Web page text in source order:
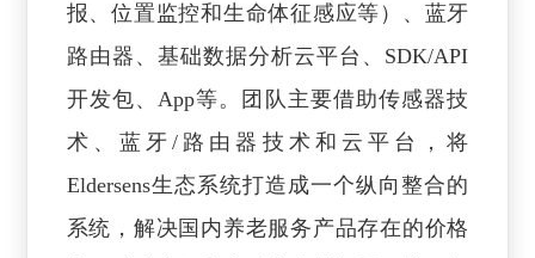
报、位置监控和生命体征感应等）、蓝牙
路由器、基础数据分析云平台、SDK/API
开发包、App等。团队主要借助传感器技
术、蓝牙/路由器技术和云平台，将
Eldersens生态系统打造成一个纵向整合的
系统，解决国内养老服务产品存在的价格